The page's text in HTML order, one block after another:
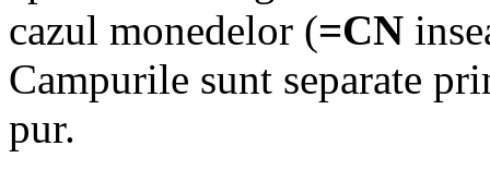
cazul monedelor (=CN
Campurile sunt separate
pur.